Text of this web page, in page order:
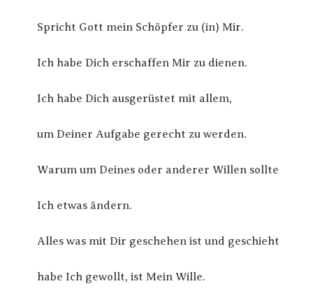
Spricht Gott mein Schöpfer zu (in) Mir.
Ich habe Dich erschaffen Mir zu dienen.
Ich habe Dich ausgerüstet mit allem,
um Deiner Aufgabe gerecht zu werden.
Warum um Deines oder anderer Willen sollte
Ich etwas ändern.
Alles was mit Dir geschehen ist und geschieht
habe Ich gewollt, ist Mein Wille.